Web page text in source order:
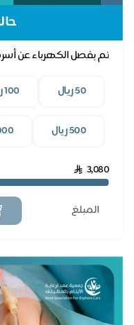
حالة
تم بفصل الكهرباء عن أسرة
1000 ريال
3,080